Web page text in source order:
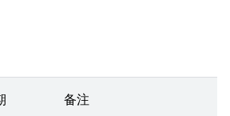
备注